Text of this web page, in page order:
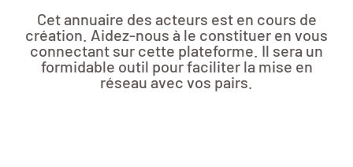
Cet annuaire des acteurs est en cours de
création. Aidez-nous à le constituer en vous
connectant sur cette plateforme. Il sera un
formidable outil pour faciliter la mise en
réseau avec vos pairs.